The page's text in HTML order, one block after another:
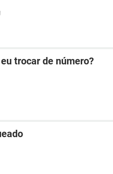
trocar de número?